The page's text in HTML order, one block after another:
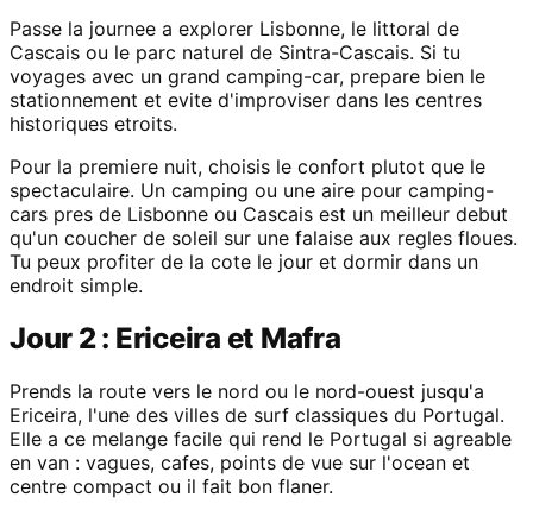
Passe la journee a explorer Lisbonne, le littoral de
Cascais ou le parc naturel de Sintra-Cascais. Si tu
voyages avec un grand camping-car, prepare bien le
stationnement et evite d'improviser dans les centres
historiques etroits.
Pour la premiere nuit, choisis le confort plutot que le
spectaculaire. Un camping ou une aire pour camping-
cars pres de Lisbonne ou Cascais est un meilleur debut
qu'un coucher de soleil sur une falaise aux regles floues.
Tu peux profiter de la cote le jour et dormir dans un
endroit simple.
Jour 2 : Ericeira et Mafra
Prends la route vers le nord ou le nord-ouest jusqu'a
Ericeira, l'une des villes de surf classiques du Portugal.
Elle a ce melange facile qui rend le Portugal si agreable
en van : vagues, cafes, points de vue sur l'ocean et
centre compact ou il fait bon flaner.